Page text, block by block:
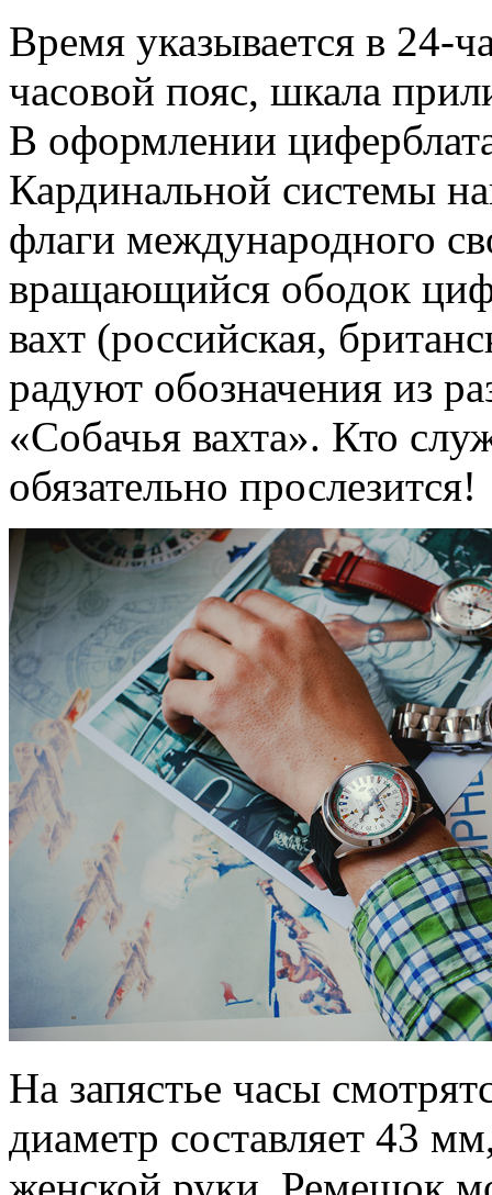
Время указывается в 24-
часовой пояс, шкала
В оформлении
Кардинальной системы
флаги международного
вращающийся ободок
вахт (российская,
радуют обозначения из
«Собачья вахта». Кто
обязательно прослезится!
На запястье часы
диаметр составляет 43